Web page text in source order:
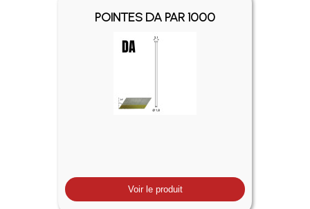
POINTES DA PAR 1000
Voir le produit